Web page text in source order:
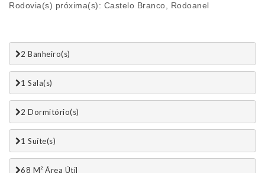
Rodovia(s) próxima(s): Castelo Branco, Rodoanel
2 Banheiro(s)
1 Sala(s)
2 Dormitório(s)
1 Suí­te(s)
68 M² Área Útil